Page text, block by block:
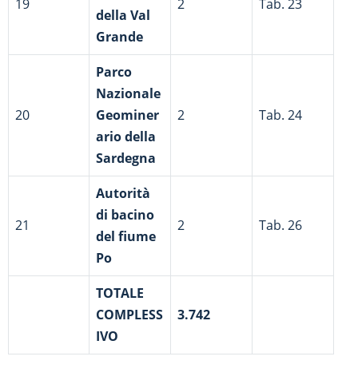
19
della Val
Grande
2 Tab. 23
20
Parco
Nazionale
Geominer
ario della
Sardegna
2 Tab. 24
21
Autorità
di bacino
del fiume
Po
2 Tab. 26
TOTALE
COMPLESS
IVO
3.742